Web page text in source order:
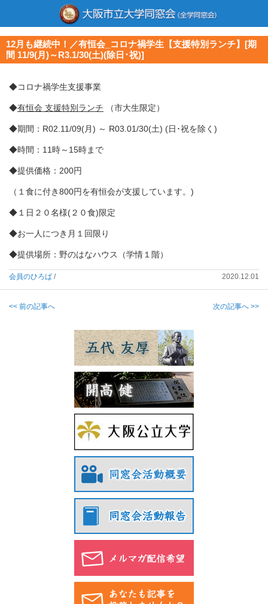
12月も継続中！／有恒会_コロナ禍学生【支援特別ランチ】[期
間 11/9(月)～R3.1/30(土)(除日･祝)]
◆コロナ禍学生支援事業
◆有恒会 支援特別ランチ （市大生限定）
◆期間：R02.11/09(月) ～ R03.01/30(土) (日･祝を除く)
◆時間：11時～15時まで
◆提供価格：200円
（１食に付き800円を有恒会が支援しています。)
◆１日２０名様(２０食)限定
◆お一人につき月１回限り
◆提供場所：野のはなハウス（学情１階）
会員のひろば / 2020.12.01
<< 前の記事へ 次の記事へ >>